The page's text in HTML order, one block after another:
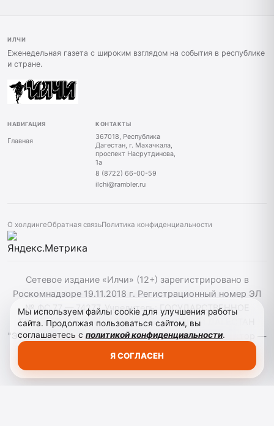
ИЛЧИ
Еженедельная газета с широким взглядом на события в республике
и стране.
НАВИГАЦИЯ
Главная
КОНТАКТЫ
367018, Республика
Дагестан, г. Махачкала,
проспект Насрутдинова,
1а
8 (8722) 66-00-59
ilchi@rambler.ru
О холдингеОбратная связьПолитика конфиденциальности
Сетевое издание «Илчи» (12+) зарегистрировано в
Роскомнадзоре 19.11.2018 г. Регистрационный номер ЭЛ
№ ФС 77 — 74277. Учредитель: ГОСУДАРСТВЕННОЕ
БЮДЖЕТНОЕ УЧРЕЖДЕНИЕ РЕСПУБЛИКИ ДАГЕСТАН
"ЭТНОМЕДИАХОЛДИНГ "ДАГЕСТАН". Главный редактор —
Мы используем файлы cookie для улучшения работы
сайта. Продолжая пользоваться сайтом, вы
соглашаетесь с политикой конфиденциальности.
Я СОГЛАСЕН